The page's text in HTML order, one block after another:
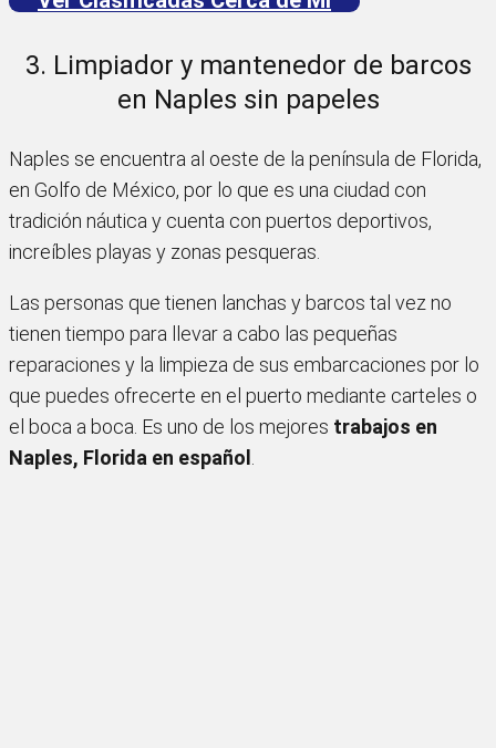
3. Limpiador y mantenedor de barcos
en Naples sin papeles
Naples se encuentra al oeste de la península de Florida,
en Golfo de México, por lo que es una ciudad con
tradición náutica y cuenta con puertos deportivos,
increíbles playas y zonas pesqueras.
Las personas que tienen lanchas y barcos tal vez no
tienen tiempo para llevar a cabo las pequeñas
reparaciones y la limpieza de sus embarcaciones por lo
que puedes ofrecerte en el puerto mediante carteles o
el boca a boca. Es uno de los mejores trabajos en
Naples, Florida en español .